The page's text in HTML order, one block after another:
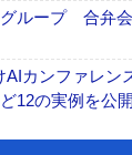
ループ 合弁
カンファレン
12の実例を公